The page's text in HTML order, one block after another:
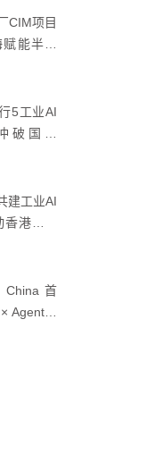
CIM项目
能半导
5工业AI
破国产
建工业AI
港成为
China首
Agent研